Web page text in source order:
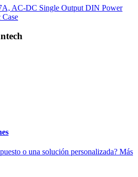
AC-DC Single Output DIN Power
o una solución personalizada? Más